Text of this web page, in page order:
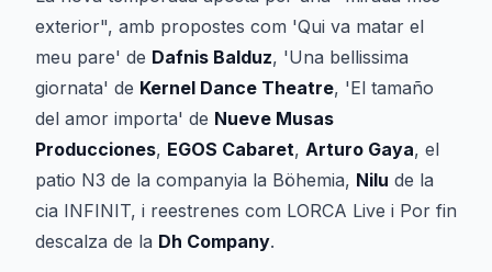
exterior", amb propostes com 'Qui va matar el
meu pare' de Dafnis Balduz, 'Una bellissima
giornata' de Kernel Dance Theatre, 'El tamaño
del amor importa' de Nueve Musas
Producciones, EGOS Cabaret, Arturo Gaya, el
patio N3 de la companyia la Böhemia, Nilu de la
cia INFINIT, i reestrenes com LORCA Live i Por fin
descalza de la Dh Company.